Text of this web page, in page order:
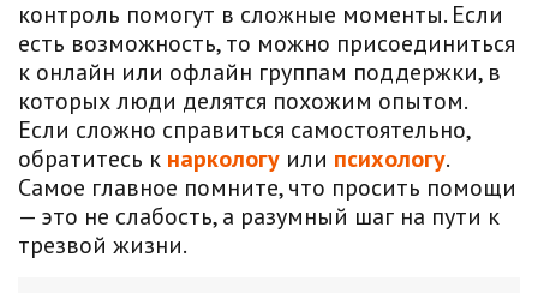
контроль помогут в сложные моменты. Если
есть возможность, то можно присоединиться
к онлайн или офлайн группам поддержки, в
которых люди делятся похожим опытом.
Если сложно справиться самостоятельно,
обратитесь к наркологу или психологу.
Самое главное помните, что просить помощи
— это не слабость, а разумный шаг на пути к
трезвой жизни.